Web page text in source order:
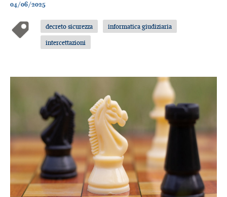
04/06/2025
decreto sicurezza
informatica giudiziaria
intercettazioni